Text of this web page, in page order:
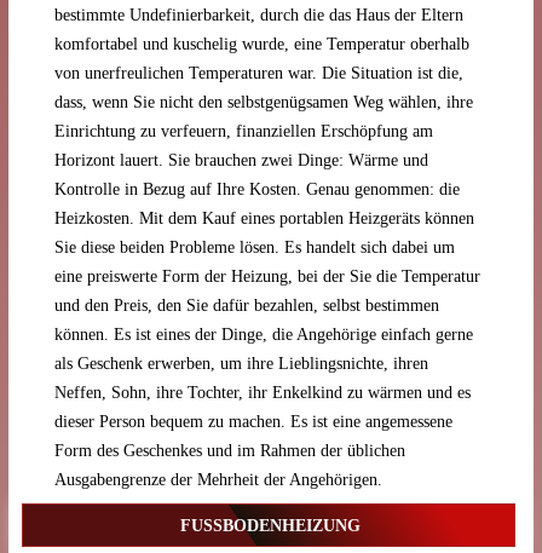
bestimmte Undefinierbarkeit, durch die das Haus der Eltern
komfortabel und kuschelig wurde, eine Temperatur oberhalb
von unerfreulichen Temperaturen war. Die Situation ist die,
dass, wenn Sie nicht den selbstgenügsamen Weg wählen, ihre
Einrichtung zu verfeuern, finanziellen Erschöpfung am
Horizont lauert. Sie brauchen zwei Dinge: Wärme und
Kontrolle in Bezug auf Ihre Kosten. Genau genommen: die
Heizkosten. Mit dem Kauf eines portablen Heizgeräts können
Sie diese beiden Probleme lösen. Es handelt sich dabei um
eine preiswerte Form der Heizung, bei der Sie die Temperatur
und den Preis, den Sie dafür bezahlen, selbst bestimmen
können. Es ist eines der Dinge, die Angehörige einfach gerne
als Geschenk erwerben, um ihre Lieblingsnichte, ihren
Neffen, Sohn, ihre Tochter, ihr Enkelkind zu wärmen und es
dieser Person bequem zu machen. Es ist eine angemessene
Form des Geschenkes und im Rahmen der üblichen
Ausgabengrenze der Mehrheit der Angehörigen.
FUSSBODENHEIZUNG